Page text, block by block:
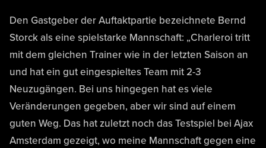
Den Gastgeber der Auftaktpartie bezeichnete Bernd
Storck als eine spielstarke Mannschaft: „Charleroi tritt
mit dem gleichen Trainer wie in der letzten Saison an
und hat ein gut eingespieltes Team mit 2-3
Neuzugängen. Bei uns hingegen hat es viele
Veränderungen gegeben, aber wir sind auf einem
guten Weg. Das hat zuletzt noch das Testspiel bei Ajax
Amsterdam gezeigt, wo meine Mannschaft gegen eine